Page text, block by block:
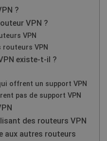
?
VPN ?
VPN
routeurs VPN
existe-t-il ?
offrent un support VPN
pas de support VPN
des routeurs VPN
aux autres routeurs